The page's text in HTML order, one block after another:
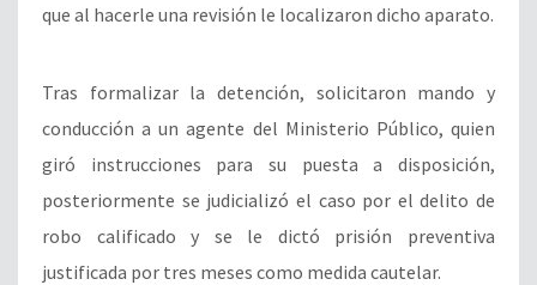
que al hacerle una revisión le localizaron dicho aparato.
Tras formalizar la detención, solicitaron mando y
conducción a un agente del Ministerio Público, quien
giró instrucciones para su puesta a disposición,
posteriormente se judicializó el caso por el delito de
robo calificado y se le dictó prisión preventiva
justificada por tres meses como medida cautelar.